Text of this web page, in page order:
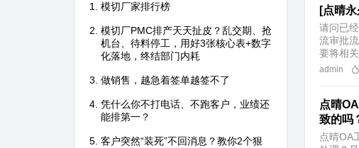
模切厂家排行榜
模切厂PMC排产天天扯皮？乱交期、抢
机台、待料停工，用好3张核心表+数字
化落地，终结部门内耗
做销售，越急着签单越签不了
凭什么你不打电话、不跑客户，业绩还
能排第一？
客户突然“装死”不回消息？教你2个狠
[点晴
请问已
流审批
要将相
admin
点晴
致的吗
点晴OA